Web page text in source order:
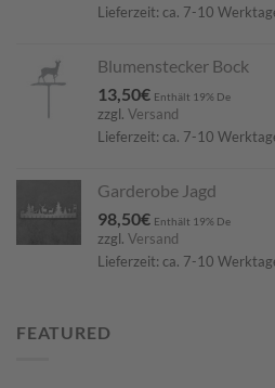
Lieferzeit: ca. 7-10
Blumenstecker Bock
13,50€ Enthält 19% De
zzgl. Versand
Lieferzeit: ca. 7-10
Garderobe Jagd
98,50€ Enthält 19% De
zzgl. Versand
Lieferzeit: ca. 7-10
FEATURED